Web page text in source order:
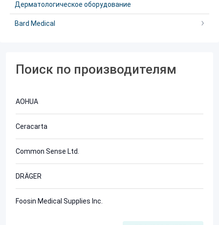
Дерматологическое оборудование
Bard Medical
Поиск по производителям
AOHUA
Ceracarta
Common Sense Ltd.
DRÄGER
Foosin Medical Supplies Inc.